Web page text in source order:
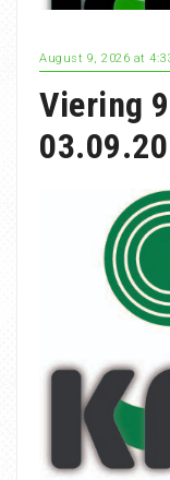
August 9, 2026 at
Viering